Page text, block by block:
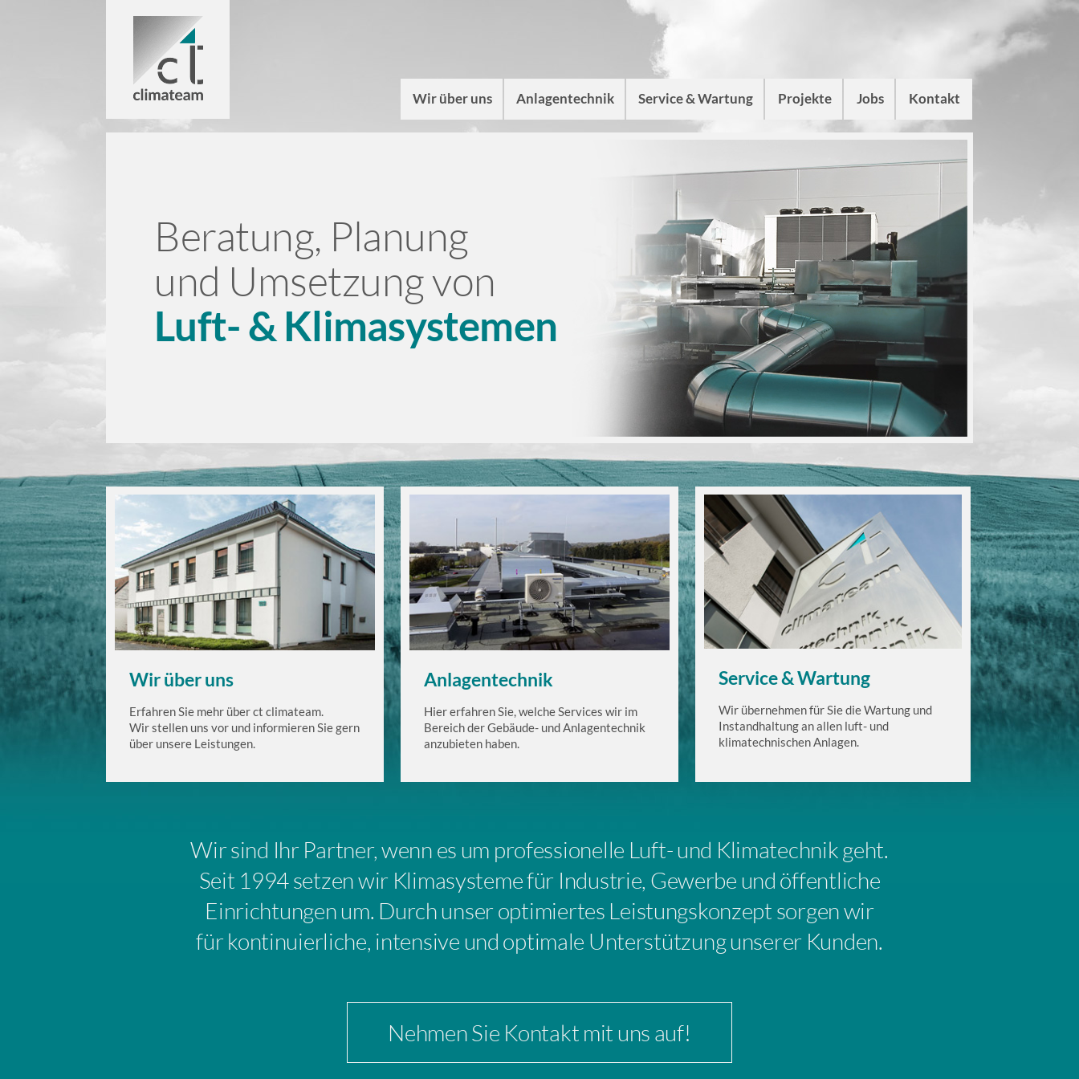
Wir über uns Anlagentechnik Service & Wartung Projekte Jobs Kontakt
Beratung, Planung
und Umsetzung von
Luft- & Klimasystemen
Wir über uns
Erfahren Sie mehr über ct climateam.
Wir stellen uns vor und informieren Sie gern
über unsere Leistungen.
Anlagentechnik
Hier erfahren Sie, welche Services wir im
Bereich der Gebäude- und Anlagentechnik
anzubieten haben.
Service & Wartung
Wir übernehmen für Sie die Wartung und
Instandhaltung an allen luft- und
klimatechnischen Anlagen.
Wir sind Ihr Partner, wenn es um professionelle Luft- und Klimatechnik geht.
Seit 1994 setzen wir Klimasysteme für Industrie, Gewerbe und öffentliche
Einrichtungen um. Durch unser optimiertes Leistungskonzept sorgen wir
für kontinuierliche, intensive und optimale Unterstützung unserer Kunden.
Nehmen Sie Kontakt mit uns auf!